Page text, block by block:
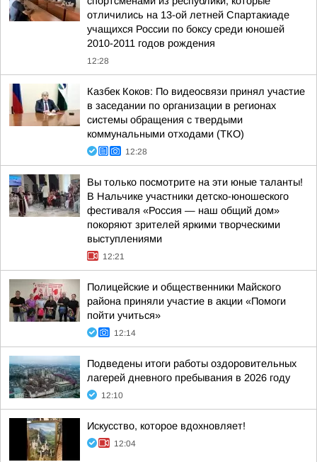
отличились на 13-ой летней Спартакиаде
учащихся России по боксу среди юношей
2010-2011 годов рождения
12:28
Казбек Коков: По видеосвязи принял участие
в заседании по организации в регионах
системы обращения с твердыми
коммунальными отходами (ТКО)
12:28
Вы только посмотрите на эти юные таланты!
В Нальчике участники детско-юношеского
фестиваля «Россия — наш общий дом»
покоряют зрителей яркими творческими
выступлениями
12:21
Полицейские и общественники Майского
района приняли участие в акции «Помоги
пойти учиться»
12:14
Подведены итоги работы оздоровительных
лагерей дневного пребывания в 2026 году
12:10
Искусство, которое вдохновляет!
12:04